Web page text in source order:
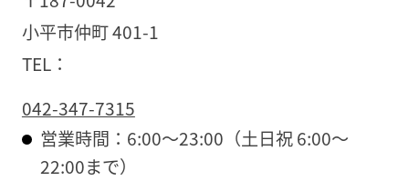
小平市仲町 401-1
TEL：
042-347-7315
営業時間：6:00～23:00（土日祝 6:00～
22:00まで）